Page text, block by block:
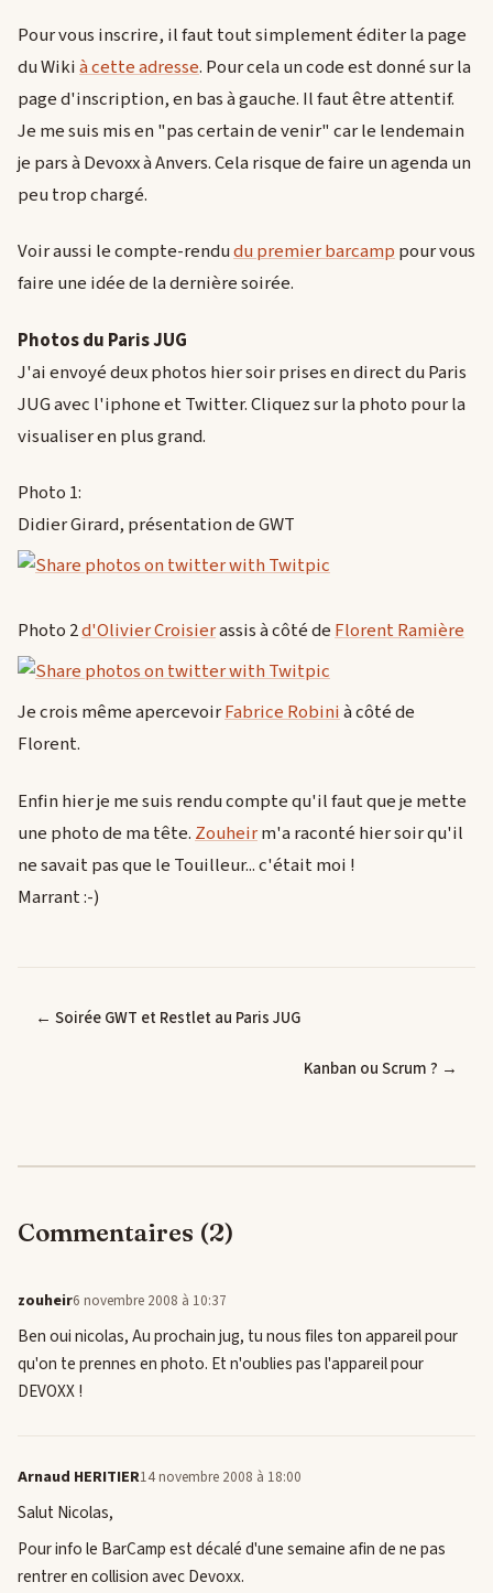
Pour vous inscrire, il faut tout simplement éditer la page
du Wikià cette adresse. Pour cela un code est donné sur la
page d'inscription, en bas à gauche. Il faut être attentif.
Je me suis mis en "pas certain de venir" car le lendemain
je pars à Devoxx à Anvers. Cela risque de faire un agenda un
peu trop chargé.
Voir aussi le compte-rendudu premier barcamppour vous
faire une idée de la dernière soirée.
Photos du Paris JUG
J'ai envoyé deux photos hier soir prises en direct du Paris
JUG avec l'iphone et Twitter. Cliquez sur la photo pour la
visualiser en plus grand.
Photo 1:
Didier Girard, présentation de GWT
Photo 2d'Olivier Croisierassis à côté deFlorent Ramière
Je crois même apercevoirFabrice Robinià côté de
Florent.
Enfin hier je me suis rendu compte qu'il faut que je mette
une photo de ma tête. Zouheirm'a raconté hier soir qu'il
ne savait pas que le Touilleur... c'était moi !
Marrant :-)
← Soirée GWT et Restlet au Paris JUG
Kanban ou Scrum ? →
Commentaires (2)
zouheir6 novembre 2008 à 10:37
Ben oui nicolas, Au prochain jug, tu nous files ton appareil pour
qu'on te prennes en photo. Et n'oublies pas l'appareil pour
DEVOXX !
Arnaud HERITIER14 novembre 2008 à 18:00
Salut Nicolas,
Pour info le BarCamp est décalé d'une semaine afin de ne pas
rentrer en collision avec Devoxx.